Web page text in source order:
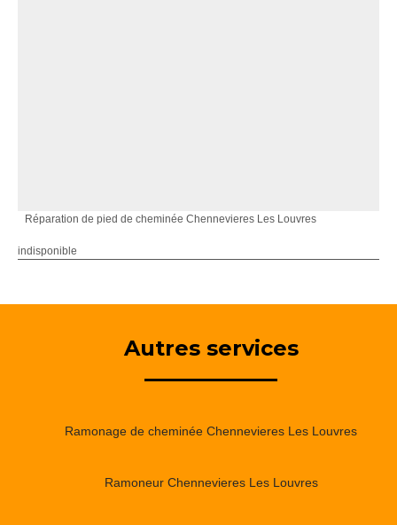
Réparation de pied de cheminée Chennevieres Les Louvres
indisponible
Autres services
Ramonage de cheminée Chennevieres Les Louvres
Ramoneur Chennevieres Les Louvres